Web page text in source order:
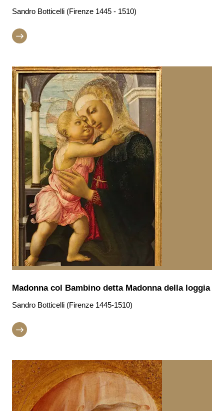
Sandro Botticelli (Firenze 1445 - 1510)
Madonna col Bambino detta Madonna della loggia
Sandro Botticelli (Firenze 1445-1510)